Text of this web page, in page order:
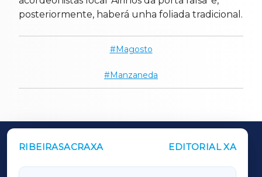
posteriormente, haberá unha foliada tradicional.
Magosto
Manzaneda
RIBEIRASACRAXA EDITORIAL XA
OUTROS PERIÓDICOS